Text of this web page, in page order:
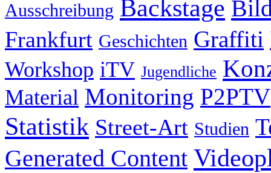
Ausschreibung Backstage
Frankfurt Geschichten Graffiti
Workshop iTV Jugendliche
Material Monitoring P2PTV
Statistik Street-Art Studien
Generated Content